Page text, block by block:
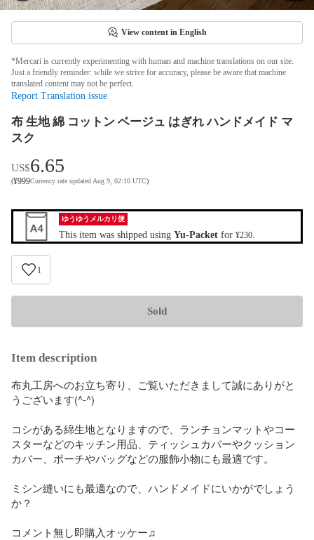
View content in English
*Mercari is currently experimenting with human and machine translations on our site.
Just a friendly reminder: while we strive for accuracy, please be aware that machine
translated content may not be perfect.
Report Translation issue
布 生地 綿 コットン ベージュ はぎれ ハンドメイド マ
スク
US$6.65
(¥999Currency rate updated Aug 9, 02:10 UTC)
ゆうゆうメルカリ便
This item was shipped using Yu-Packet for ¥230
1
Sold
Item description
布丸工房へのお立ち寄り、ご覧いただきまして誠にありがと
うございます(^-^)
コシがある綿生地となりますので、ランチョンマットやコー
スターなどのキッチン用品、ティッシュカバーやクッション
カバー、ポーチやバッグなどの服飾小物にも最適です。
ミシン縫いにも最適なので、ハンドメイドにいかがでしょう
か？
コメント無し即購入オッケー♫